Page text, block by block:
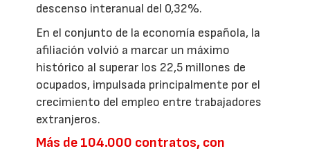
descenso interanual del 0,32%.
En el conjunto de la economía española, la
afiliación volvió a marcar un máximo
histórico al superar los 22,5 millones de
ocupados, impulsada principalmente por el
crecimiento del empleo entre trabajadores
extranjeros.
Más de 104.000 contratos, con